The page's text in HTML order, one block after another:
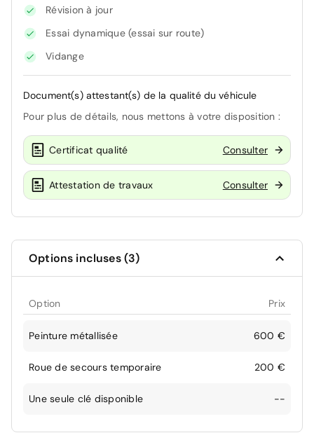
Révision à jour
Essai dynamique (essai sur route)
Vidange
Document(s) attestant(s) de la qualité du véhicule
Pour plus de détails, nous mettons à votre disposition :
Certificat qualité Consulter
Attestation de travaux Consulter
Options incluses (3)
Option Prix
Peinture métallisée 600 €
Roue de secours temporaire 200 €
Une seule clé disponible --